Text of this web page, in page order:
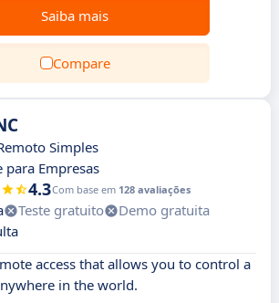
Saiba mais
Compare
Simples
para Empresas
4.3Com base em 128 avaliações
Teste gratuito
Demo gratuita
access that allows you to control a
in the world.